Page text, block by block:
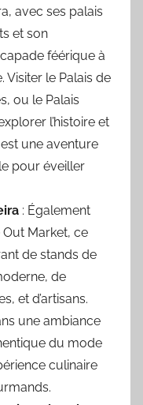
avec ses palais
et son
féérique à
Visiter le Palais de
ou le Palais
l’histoire et
une aventure
pour éveiller
: Également
Market, ce
de stands de
de
et d’artisans.
une ambiance
du mode
culinaire